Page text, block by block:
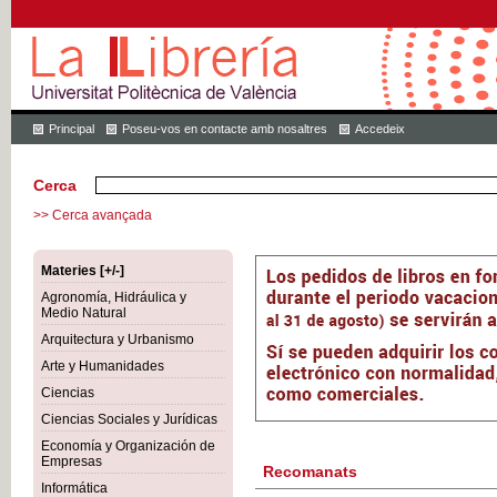
Principal Poseu-vos en contacte amb nosaltres Accedeix
Cerca
>> Cerca avançada
Materies [+/-]
Agronomía, Hidráulica y
Medio Natural
Arquitectura y Urbanismo
Arte y Humanidades
Ciencias
Ciencias Sociales y Jurídicas
Economía y Organización de
Empresas
Informática
Recomanats